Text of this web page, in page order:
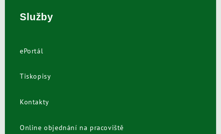
Služby
ePortál
Tiskopisy
Kontakty
Online objednání na pracoviště